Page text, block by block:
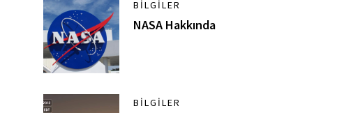
BILGILER
NASA Hakkında
BILGILER